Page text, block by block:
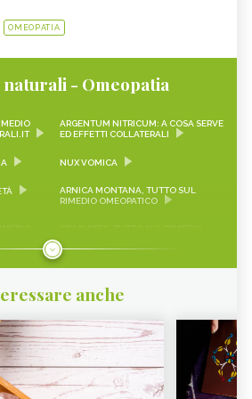
OMEOPATIA
- Omeopatia
ARGENTUM NITRICUM: A COSA SERVE
ED EFFETTI COLLATERALI
NUX VOMICA
ARNICA MONTANA, TUTTO SUL
RIMEDIO OMEOPATICO
GRAPHITES, TUTTO SUL RIMEDIO
IGNATIA AMARA, TUTTO SUL RIMEDIO
SUL
AMMONIUM CARBONICUM, TUTTO
SUL RIMEDIO OMEOPATICO
ANTIMONIUM CRUDUM, TUTTO SUL
RIMEDIO OMEOPATICO
anche